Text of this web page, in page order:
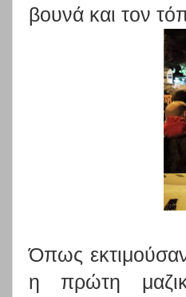
βουνά και τον
Όπως εκτιμούσαν
η πρώτη